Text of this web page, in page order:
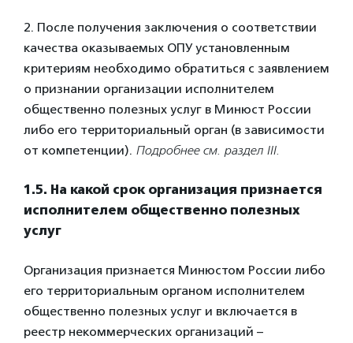
2. После получения заключения о соответствии
качества оказываемых ОПУ установленным
критериям необходимо обратиться с заявлением
о признании организации исполнителем
общественно полезных услуг в Минюст России
либо его территориальный орган (в зависимости
от компетенции). Подробнее см. раздел III.
1.5. На какой срок организация признается
исполнителем общественно полезных
услуг
Организация признается Минюстом России либо
его территориальным органом исполнителем
общественно полезных услуг и включается в
реестр некоммерческих организаций –